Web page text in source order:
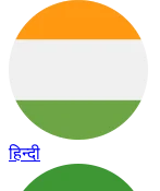
हिन्दी